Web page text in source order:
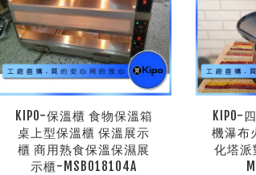
KIPO-保溫櫃 食物保溫箱
桌上型保溫櫃 保溫展示
櫃 商用熟食保溫保濕展
示櫃-MSB018104A
KIPO-
機瀑布
化塔